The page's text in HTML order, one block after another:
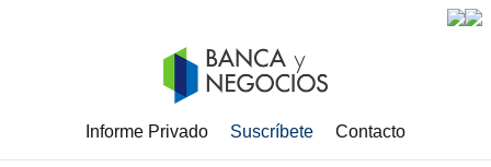
Informe Privado Suscríbete Contacto